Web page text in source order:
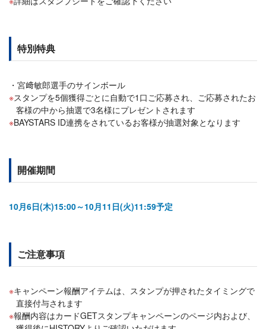
特別特典
宮﨑敏郎選手のサインボール
スタンプを5個獲得ごとに自動で1口ご応募され、ご応募されたお
客様の中から抽選で3名様にプレゼントされます
BAYSTARS ID連携をされているお客様が抽選対象となります
開催期間
10月6日(木)15:00～10月11日(火)11:59予定
ご注意事項
キャンペーン報酬アイテムは、スタンプが押されたタイミングで
直接付与されます
報酬内容はカードGETスタンプキャンペーンのページ内および、